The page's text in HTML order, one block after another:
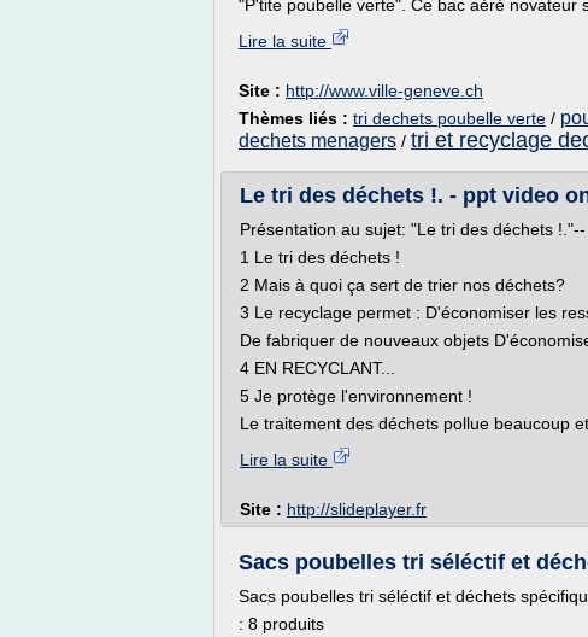
"P'tite poubelle verte". Ce bac aéré novateur
Lire la suite
Site : http://www.ville-geneve.ch
Thèmes liés : tri dechets poubelle verte /
dechets menagers / tri et recyclage
Le tri des déchets !. - ppt video
Présentation au sujet: "Le tri des déchets
1 Le tri des déchets !
2 Mais à quoi ça sert de trier nos déchets?
3 Le recyclage permet : D'économiser les
De fabriquer de nouveaux objets
4 EN RECYCLANT...
5 Je protège l'environnement !
Le traitement des déchets pollue beaucoup et
Lire la suite
Site : http://slideplayer.fr
Sacs poubelles tri séléctif et
Sacs poubelles tri séléctif et déchets
: 8 produits